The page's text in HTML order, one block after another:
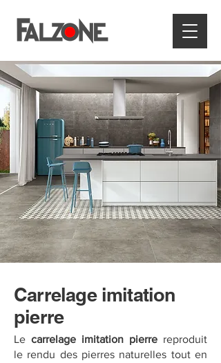
Carrelage imitation
pierre
Le carrelage imitation pierre reproduit
le rendu des pierres naturelles tout en